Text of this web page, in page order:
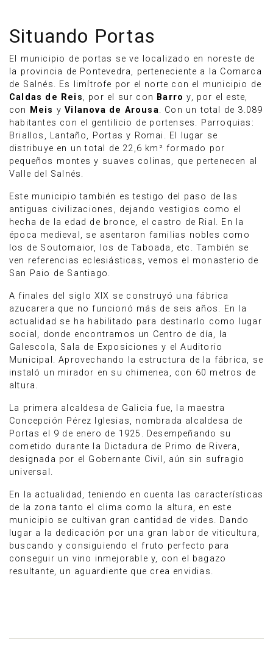
Situando Portas
El municipio de portas se ve localizado en noreste de
la provincia de Pontevedra, perteneciente a la Comarca
de Salnés. Es limítrofe por el norte con el municipio de
Caldas de Reis, por el sur con Barro y, por el este,
con
Meis yVilanova de Arousa. Con un total de 3.089
habitantes con el gentilicio de portenses. Parroquias:
Briallos, Lantaño, Portas y Romai. El lugar se
distribuye en un total de 22,6 km² formado por
pequeños montes y suaves colinas, que pertenecen al
Valle del Salnés.
Este municipio también es testigo del paso de las
antiguas civilizaciones, dejando vestigios como el
hecha de la edad de bronce, el castro de Rial. En la
época medieval, se asentaron familias nobles como
los de Soutomaior, los de Taboada, etc. También se
ven referencias eclesiásticas, vemos el monasterio de
San Paio de Santiago.
A finales del siglo XIX se construyó una fábrica
azucarera que no funcionó más de seis años. En la
actualidad se ha habilitado para destinarlo como lugar
social, donde encontramos un Centro de día, la
Galescola, Sala de Exposiciones y el Auditorio
Municipal. Aprovechando la estructura de la fábrica, se
instaló un mirador en su chimenea, con 60 metros de
altura.
La primera alcaldesa de Galicia fue, la maestra
Concepción Pérez Iglesias, nombrada alcaldesa de
Portas el 9 de enero de 1925. Desempeñando su
cometido durante la Dictadura de Primo de Rivera,
designada por el Gobernante Civil, aún sin sufragio
universal.
En la actualidad, teniendo en cuenta las características
de la zona tanto el clima como la altura, en este
municipio se cultivan gran cantidad de vides. Dando
lugar a la dedicación por una gran labor de viticultura,
buscando y consiguiendo el fruto perfecto para
conseguir un vino inmejorable y, con el bagazo
resultante, un aguardiente que crea envidias.